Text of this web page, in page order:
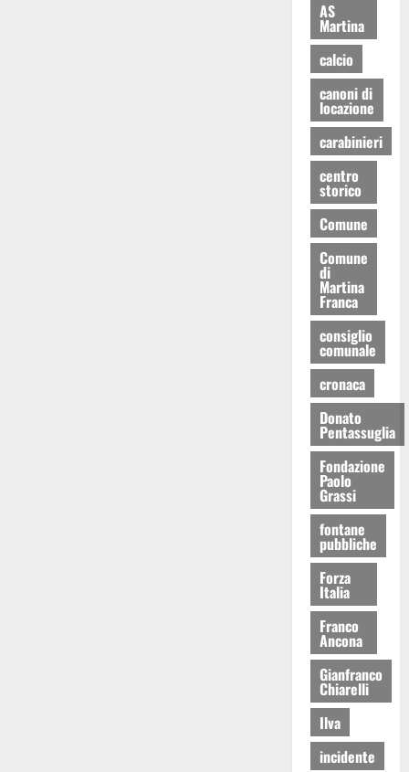
AS
Martina
calcio
canoni di
locazione
carabinieri
centro
storico
Comune
Comune
di
Martina
Franca
consiglio
comunale
cronaca
Donato
Pentassuglia
Fondazione
Paolo
Grassi
fontane
pubbliche
Forza
Italia
Franco
Ancona
Gianfranco
Chiarelli
Ilva
incidente